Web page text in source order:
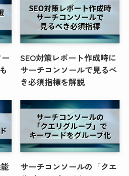
SEO対策レポート作成時に
サーチコンソールで見るべ
き必須指標を解説
サーチコンソールの「クエ